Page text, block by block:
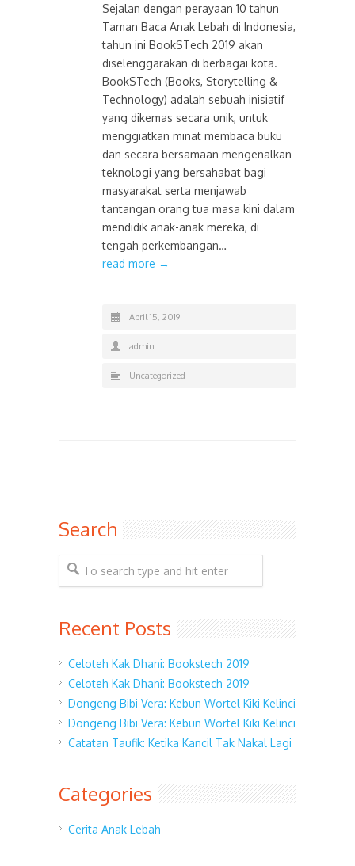
Sejalan dengan perayaan 10 tahun
Taman Baca Anak Lebah di Indonesia,
tahun ini BookSTech 2019 akan
diselenggarakan di berbagai kota.
BookSTech (Books, Storytelling &
Technology) adalah sebuah inisiatif
yang dikemas secara unik, untuk
menggiatkan minat membaca buku
dan secara bersamaan mengenalkan
teknologi yang bersahabat bagi
masyarakat serta menjawab
tantangan orang tua masa kini dalam
mendidik anak-anak mereka, di
tengah perkembangan…
read more →
April 15, 2019
admin
Uncategorized
Search
Recent Posts
Celoteh Kak Dhani: Bookstech 2019
Celoteh Kak Dhani: Bookstech 2019
Dongeng Bibi Vera: Kebun Wortel Kiki Kelinci
Dongeng Bibi Vera: Kebun Wortel Kiki Kelinci
Catatan Taufik: Ketika Kancil Tak Nakal Lagi
Categories
Cerita Anak Lebah